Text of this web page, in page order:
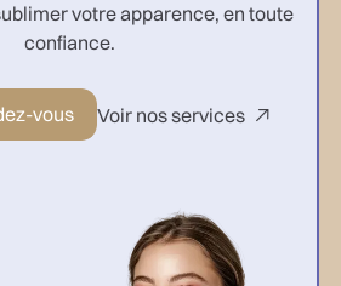
votre apparence, en toute
confiance.
vous Voir nos services 